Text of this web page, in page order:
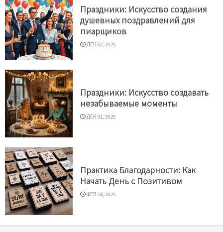
Праздники: Искусство создания
душевных поздравлений для
пиарщиков
ДЕК 02, 2025
Праздники: Искусство создавать
незабываемые моменты
ДЕК 01, 2025
Практика Благодарности: Как
Начать День с Позитивом
ФЕВ 18, 2025